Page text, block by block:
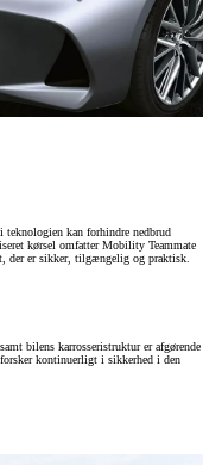
kan forhindre nedbrud
kørsel omfatter Mobility Teammate
der er sikker, tilgængelig og praktisk.
bilens karrosseristruktur er afgørende
kontinuerligt i sikkerhed i den